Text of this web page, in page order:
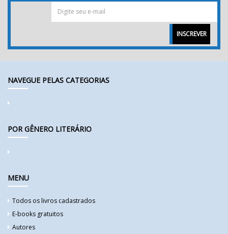
INSCREVER
NAVEGUE PELAS CATEGORIAS
POR GÊNERO LITERÁRIO
MENU
Todos os livros cadastrados
E-books gratuitos
Autores